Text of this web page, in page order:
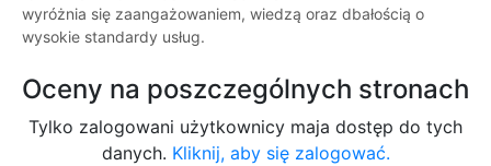
wyróżnia się zaangażowaniem, wiedzą oraz dbałością o
wysokie standardy usług.
Oceny na poszczególnych stronach
Tylko zalogowani użytkownicy maja dostęp do tych
danych. Kliknij, aby się zalogować.